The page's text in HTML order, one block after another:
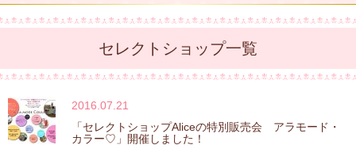
セレクトショップ一覧
2016.07.21
「セレクトショップAliceの特別販売会 アラモード・
カラー♡」開催しました！